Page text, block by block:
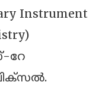
Instrument
റേ